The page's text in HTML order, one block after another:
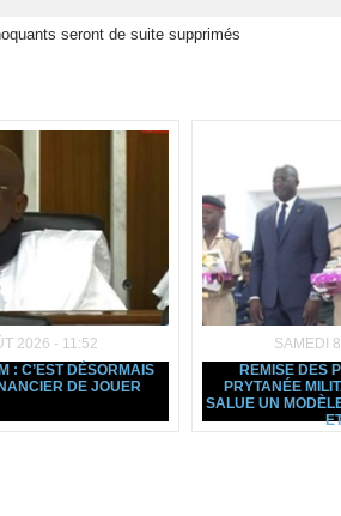
seront de suite supprimés
2026 - 11:52
: C’EST DÉSORMAIS
DE JOUER
SAMEDI
REMISE DES
PRYTANÉE
SALUE UN